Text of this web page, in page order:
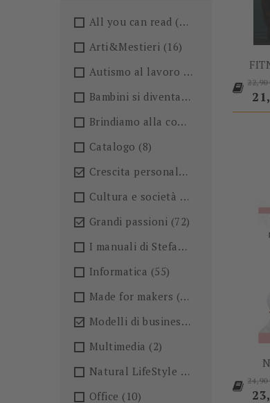
All you can read (205)
Arti&Mestieri (16)
Autismo al lavoro
(5)
Bambini si diventa
(4)
Brindiamo alla conoscenza!🍺
Catalogo (8)
 Crescita personale
Cultura e società
(36)
 Grandi passioni (72)
I manuali di Stefano Anselmo
Informatica (55)
Made for makers (13)
 Modelli di business(57)
Multimedia (2)
Natural LifeStyle
(4)
Office (10)
22,90
24,90